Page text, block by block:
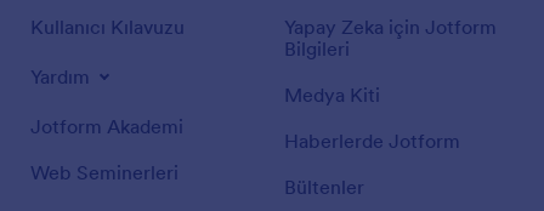
Kullanıcı Kılavuzu
Yardım
Jotform Akademi
Web Seminerleri
Yapay Zeka için Jotform
Bilgileri
Medya Kiti
Haberlerde Jotform
Bültenler